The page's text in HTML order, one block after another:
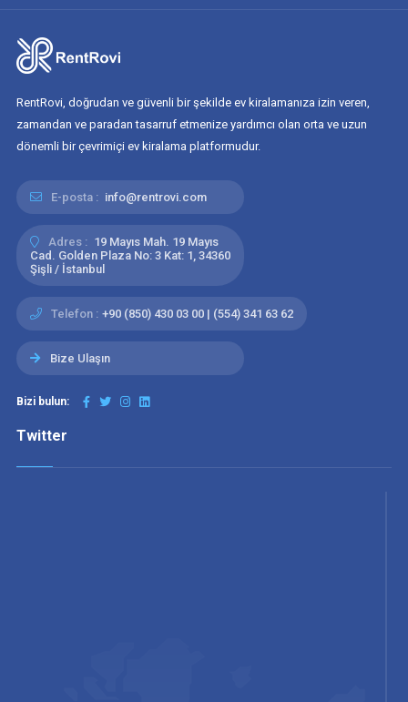
RentRovi, doğrudan ve güvenli bir şekilde ev kiralamanıza izin veren,
zamandan ve paradan tasarruf etmenize yardımcı olan orta ve uzun
dönemli bir çevrimiçi ev kiralama platformudur.
E-posta : info@rentrovi.com
Adres : 19 Mayıs Mah. 19 Mayıs
Cad. Golden Plaza No: 3 Kat: 1, 34360
Şişli / İstanbul
Telefon : +90 (850) 430 03 00 | (554) 341 63 62
Bize Ulaşın
Bizi bulun:
Twitter